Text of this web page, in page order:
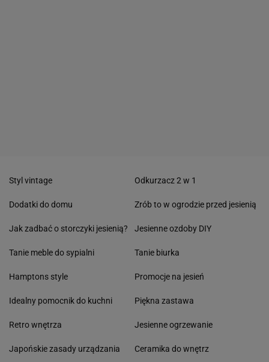
Styl vintage
Dodatki do domu
Jak zadbać o storczyki jesienią?
Tanie meble do sypialni
Hamptons style
Idealny pomocnik do kuchni
Retro wnętrza
Japońskie zasady urządzania
Odkurzacz 2 w 1
Zrób to w ogrodzie przed jesienią
Jesienne ozdoby DIY
Tanie biurka
Promocje na jesień
Piękna zastawa
Jesienne ogrzewanie
Ceramika do wnętrz